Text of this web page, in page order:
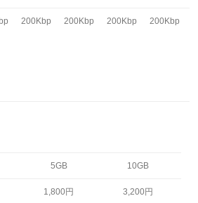
200Kbp 200Kbp 200Kbp 200Kbp
5GB 10GB
1,800円 3,200円